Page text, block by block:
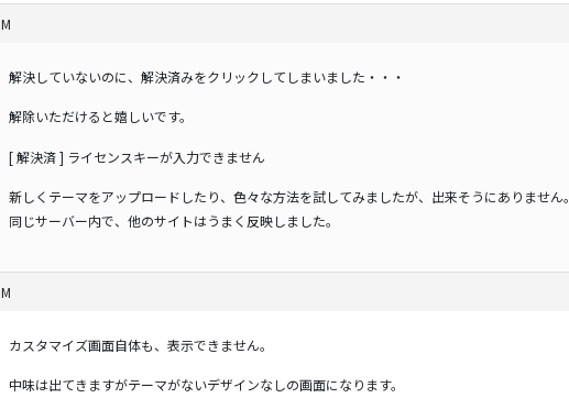
解決していないのに、解決済みをクリックしてしまいました・・・
解除いただけると嬉しいです。
[ 解決済 ] ライセンスキーが入力できません
新しくテーマをアップロードしたり、色々な方法を試してみましたが、出来そうにありません。
同じサーバー内で、他のサイトはうまく反映しました。
カスタマイズ画面自体も、表示できません。
中味は出てきますがテーマがないデザインなしの画面になります。